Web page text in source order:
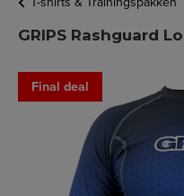
GRIPS Rashguard
Final deal